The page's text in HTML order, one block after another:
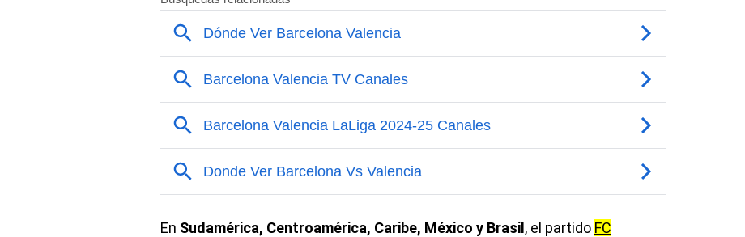
En Sudamérica, Centroamérica, Caribe, México y Brasil , el partido FC